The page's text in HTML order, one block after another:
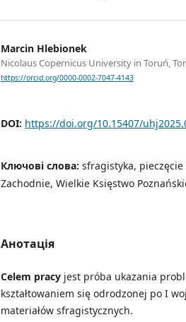
Marcin Hlebionek
Nicolaus Copernicus University in Toruń,
https://orcid.org/0000-0002-7047-4143
DOI: https://doi.org/10.15407/
Ключові слова: sfragistyka,
Zachodnie, Wielkie Księstwo
Анотація
Celem pracy jest próba ukazania
kształtowaniem się odrodzonej po I
materiałów sfragistycznych.